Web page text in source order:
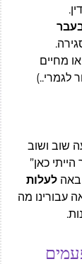
מחיים
לגמרי..)
שוב ושוב
כאן”
לעלות
עבורינו מה